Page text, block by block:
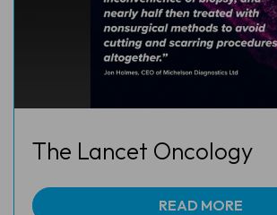
The Lancet Oncology
READ MORE